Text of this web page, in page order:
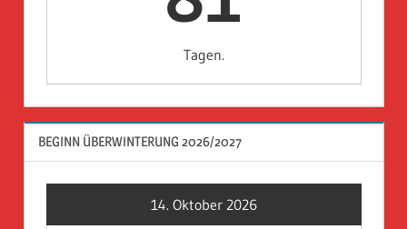
Tagen.
BEGINN ÜBERWINTERUNG 2026/2027
14. Oktober 2026